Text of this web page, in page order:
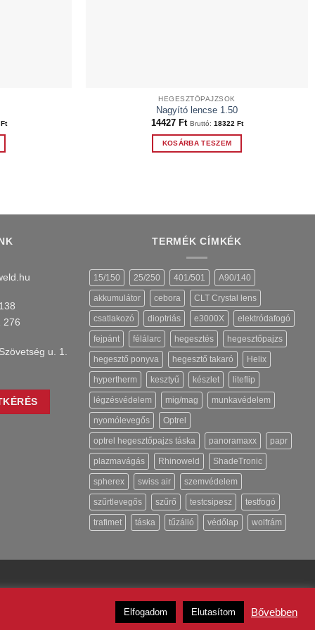
Ft
HEGESZTŐPAJZSOK
Nagyító lencse 1.50
14427 Ft Bruttó: 18322 Ft
KOSÁRBA TESZEM
276
u. 1.
TERMÉK CÍMKÉK
15/150 25/250 401/501 A90/140
akkumulátor cebora CLT Crystal lens
csatlakozó dioptriás e3000X elektródafogó
fejpánt félálarc hegesztés hegesztőpajzs
hegesztő ponyva hegesztő takaró Helix
hypertherm kesztyű készlet liteflip
légzésvédelem mig/mag munkavédelem
nyomólevegős Optrel
optrel hegesztőpajzs táska panoramaxx papr
plazmavágás Rhinoweld ShadeTronic
spherex swiss air szemvédelem
szűrtlevegős szűrő testcsipesz testfogó
trafimet táska tűzálló védőlap wolfrám
Elfogadom Elutasítom Bővebben